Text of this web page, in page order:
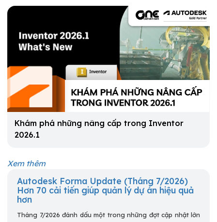
Khám phá những nâng cấp trong Inventor
2026.1
Xem thêm
Autodesk Forma Update (Tháng 7/2026)
Hơn 70 cải tiến giúp quản lý dự án hiệu quả
hơn
Tháng 7/2026 đánh dấu một trong những đợt cập nhật lớn